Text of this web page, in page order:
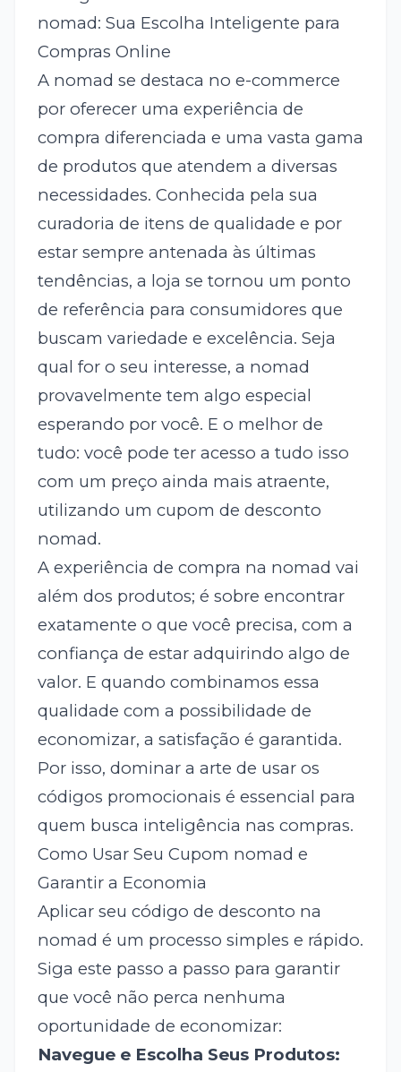
nomad: Sua Escolha Inteligente para
Compras Online
A nomad se destaca no e-commerce
por oferecer uma experiência de
compra diferenciada e uma vasta gama
de produtos que atendem a diversas
necessidades. Conhecida pela sua
curadoria de itens de qualidade e por
estar sempre antenada às últimas
tendências, a loja se tornou um ponto
de referência para consumidores que
buscam variedade e excelência. Seja
qual for o seu interesse, a nomad
provavelmente tem algo especial
esperando por você. E o melhor de
tudo: você pode ter acesso a tudo isso
com um preço ainda mais atraente,
utilizando um cupom de desconto
nomad.
A experiência de compra na nomad vai
além dos produtos; é sobre encontrar
exatamente o que você precisa, com a
confiança de estar adquirindo algo de
valor. E quando combinamos essa
qualidade com a possibilidade de
economizar, a satisfação é garantida.
Por isso, dominar a arte de usar os
códigos promocionais é essencial para
quem busca inteligência nas compras.
Como Usar Seu Cupom nomad e
Garantir a Economia
Aplicar seu código de desconto na
nomad é um processo simples e rápido.
Siga este passo a passo para garantir
que você não perca nenhuma
oportunidade de economizar:
Navegue e Escolha Seus Produtos: